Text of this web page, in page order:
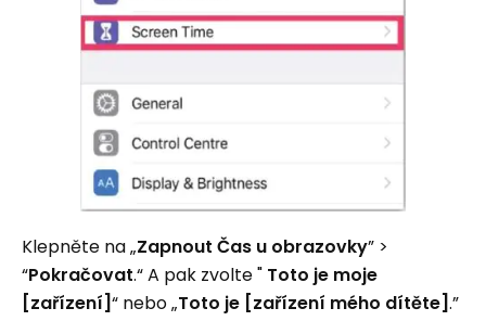
Klepněte na „Zapnout Čas u obrazovky” >
“Pokračovat.“ A pak zvolte " Toto je moje
[zařízení]“ nebo „Toto je [zařízení mého dítěte].”